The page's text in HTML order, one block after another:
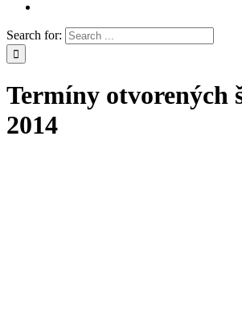
Search for:
Termíny otvorených
2014